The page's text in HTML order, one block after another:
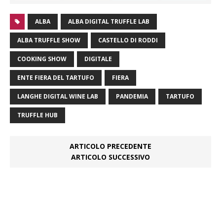
ALBA ALBA DIGITAL TRUFFLE LAB
ALBA TRUFFLE SHOW CASTELLO DI RODDI
COOKING SHOW DIGITALE
ENTE FIERA DEL TARTUFO FIERA
LANGHE DIGITAL WINE LAB PANDEMIA TARTUFO
TRUFFLE HUB
ARTICOLO PRECEDENTE
ARTICOLO SUCCESSIVO